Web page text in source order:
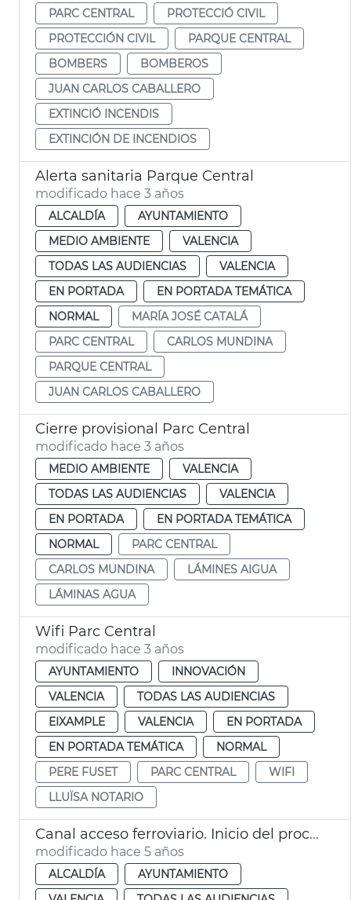
PARC CENTRAL
PROTECCIÓ CIVIL
PROTECCIÓN CIVIL
PARQUE CENTRAL
BOMBERS
BOMBEROS
JUAN CARLOS CABALLERO
EXTINCIÓ INCENDIS
EXTINCIÓN DE INCENDIOS
Alerta sanitaria Parque Central
modificado hace 3 años
ALCALDÍA
AYUNTAMIENTO
MEDIO AMBIENTE
VALENCIA
TODAS LAS AUDIENCIAS
VALENCIA
EN PORTADA
EN PORTADA TEMÁTICA
NORMAL
MARÍA JOSÉ CATALÁ
PARC CENTRAL
CARLOS MUNDINA
PARQUE CENTRAL
JUAN CARLOS CABALLERO
Cierre provisional Parc Central
modificado hace 3 años
MEDIO AMBIENTE
VALENCIA
TODAS LAS AUDIENCIAS
VALENCIA
EN PORTADA
EN PORTADA TEMÁTICA
NORMAL
PARC CENTRAL
CARLOS MUNDINA
LÁMINES AIGUA
LÁMINAS AGUA
Wifi Parc Central
modificado hace 3 años
AYUNTAMIENTO
INNOVACIÓN
VALENCIA
TODAS LAS AUDIENCIAS
EIXAMPLE
VALENCIA
EN PORTADA
EN PORTADA TEMÁTICA
NORMAL
PERE FUSET
PARC CENTRAL
WIFI
LLUÏSA NOTARIO
Canal acceso ferroviario. Inicio del proceso
modificado hace 5 años
ALCALDÍA
AYUNTAMIENTO